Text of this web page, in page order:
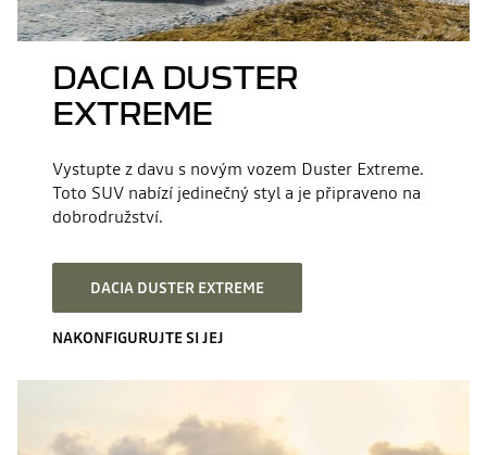
DACIA DUSTER
EXTREME
Vystupte z davu s novým vozem Duster Extreme.
Toto SUV nabízí jedinečný styl a je připraveno na
dobrodružství.​
DACIA DUSTER EXTREME
NAKONFIGURUJTE SI JEJ